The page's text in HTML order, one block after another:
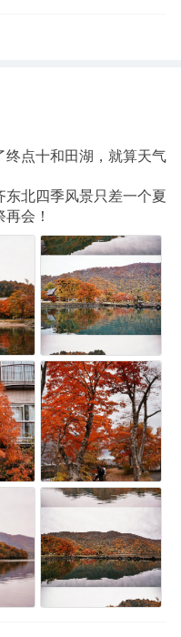
点十和田湖，就算天气
北四季风景只差一个夏
会！